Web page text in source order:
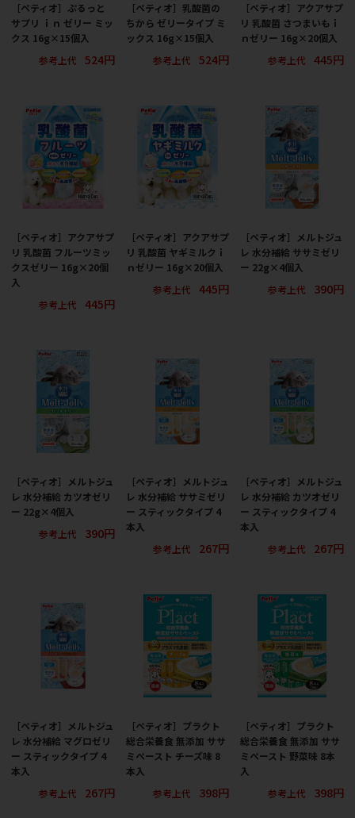
［ペティオ］ぷるっと
サプリ ｉｎ ゼリー ミッ
クス 16g×15個入
参考上代
524円
［ペティオ］乳酸菌の
ちから ゼリータイプ ミ
ックス 16g×15個入
参考上代
524円
［ペティオ］アクアサプ
リ 乳酸菌 さつまいもｉ
ｎゼリー 16g×20個入
参考上代
445円
［ペティオ］アクアサプ
リ 乳酸菌 フルーツミッ
クスゼリー 16g×20個
入
参考上代
445円
［ペティオ］アクアサプ
リ 乳酸菌 ヤギミルクｉ
ｎゼリー 16g×20個入
参考上代
445円
［ペティオ］メルトジュ
レ 水分補給 ササミゼリ
ー 22g×4個入
参考上代
390円
［ペティオ］メルトジュ
レ 水分補給 カツオゼリ
ー 22g×4個入
参考上代
390円
［ペティオ］メルトジュ
レ 水分補給 ササミゼリ
ー スティックタイプ 4
本入
参考上代
267円
［ペティオ］メルトジュ
レ 水分補給 カツオゼリ
ー スティックタイプ 4
本入
参考上代
267円
［ペティオ］メルトジュ
レ 水分補給 マグロゼリ
ー スティックタイプ 4
本入
参考上代
267円
［ペティオ］プラクト
総合栄養食 無添加 ササ
ミペースト チーズ味 8
本入
参考上代
398円
［ペティオ］プラクト
総合栄養食 無添加 ササ
ミペースト 野菜味 8本
入
参考上代
398円